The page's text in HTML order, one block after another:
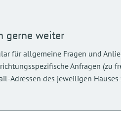
gerne weiter
für allgemeine Fragen und
Anfragen (zu
Adressen des jeweiligen